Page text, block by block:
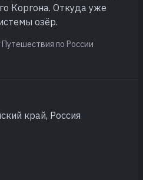
Коргона. Откуда уже
озёр.
Путешествия по России
край, Россия